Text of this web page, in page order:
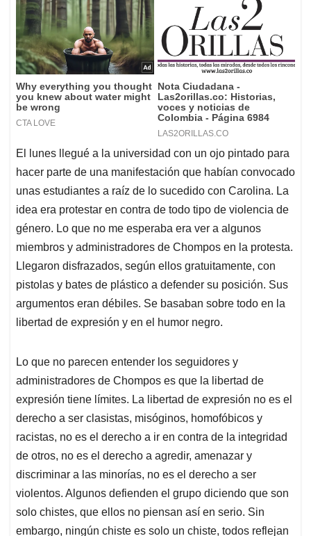
El lunes llegué a la universidad con un ojo pintado para
hacer parte de una manifestación que habían convocado
unas estudiantes a raíz de lo sucedido con Carolina. La
idea era protestar en contra de todo tipo de violencia de
género. Lo que no me esperaba era ver a algunos
miembros y administradores de Chompos en la protesta.
Llegaron disfrazados, según ellos gratuitamente, con
pistolas y bates de plástico a defender su posición. Sus
argumentos eran débiles. Se basaban sobre todo en la
libertad de expresión y en el humor negro.
Lo que no parecen entender los seguidores y
administradores de Chompos es que la libertad de
expresión tiene límites. La libertad de expresión no es el
derecho a ser clasistas, misóginos, homofóbicos y
racistas, no es el derecho a ir en contra de la integridad
de otros, no es el derecho a agredir, amenazar y
discriminar a las minorías, no es el derecho a ser
violentos. Algunos defienden el grupo diciendo que son
solo chistes, que ellos no piensan así en serio. Sin
embargo, ningún chiste es solo un chiste, todos reflejan